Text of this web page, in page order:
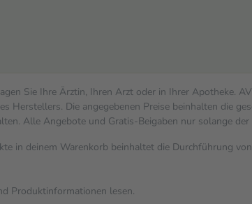
Sie Ihre Ärztin, Ihren Arzt oder in Ihrer Apotheke.
Herstellers. Die angegebenen Preise beinhalten die
Alle Angebote und Gratis-Beigaben nur solange der
in deinem Warenkorb beinhaltet die Durchführung
Produktinformationen lesen.